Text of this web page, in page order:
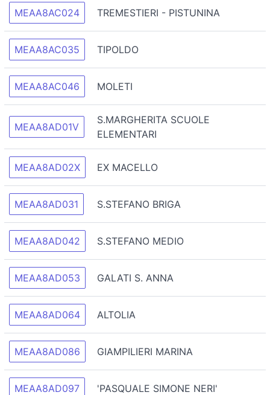
MEAA8AC024 TREMESTIERI - PISTUNINA
MEAA8AC035 TIPOLDO
MEAA8AC046 MOLETI
MEAA8AD01V
S.MARGHERITA SCUOLE
ELEMENTARI
MEAA8AD02X EX MACELLO
MEAA8AD031 S.STEFANO BRIGA
MEAA8AD042 S.STEFANO MEDIO
MEAA8AD053 GALATI S. ANNA
MEAA8AD064 ALTOLIA
MEAA8AD086 GIAMPILIERI MARINA
MEAA8AD097 'PASQUALE SIMONE NERI'